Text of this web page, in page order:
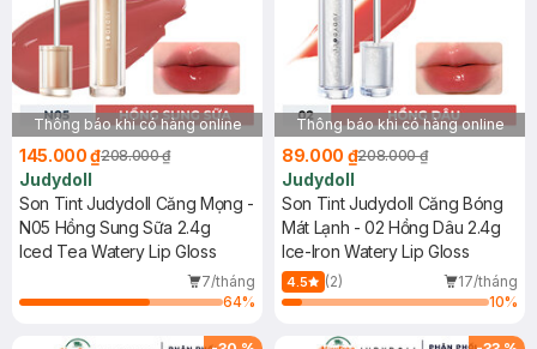
Thông báo khi có hàng online
145.000 ₫208.000 ₫
Judydoll
Son Tint Judydoll Căng Mọng -
N05 Hồng Sung Sữa 2.4g
Iced Tea Watery Lip Gloss
7/tháng
64%
Thông báo khi có hàng online
89.000 ₫208.000 ₫
Judydoll
Son Tint Judydoll Căng Bóng
Mát Lạnh - 02 Hồng Dâu 2.4g
Ice-Iron Watery Lip Gloss
4.5 (2)
17/tháng
10%